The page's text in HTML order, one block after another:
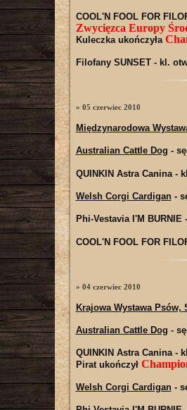
COOL'N FOOL FOR
Zwycięzca Europy
Kuleczka ukończyła
Filofany SUNSET- kl.
» 05 czerwiec 2010
Międzynarodowa
Australian Cattle Dog -
QUINKIN Astra Canina -
Welsh Corgi Cardigan-
Phi-Vestavia I'M BURNIE
COOL'N FOOL FOR
» 04 czerwiec 2010
Krajowa Wystawa Psów,
Australian Cattle Dog -
QUINKIN Astra Canina -
Pirat ukończył
Welsh Corgi Cardigan-